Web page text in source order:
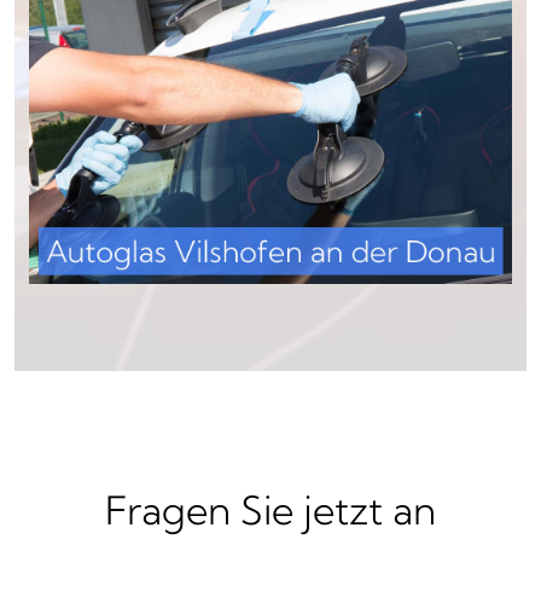
Fragen Sie jetzt an